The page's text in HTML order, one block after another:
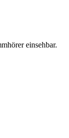
einsehbar.